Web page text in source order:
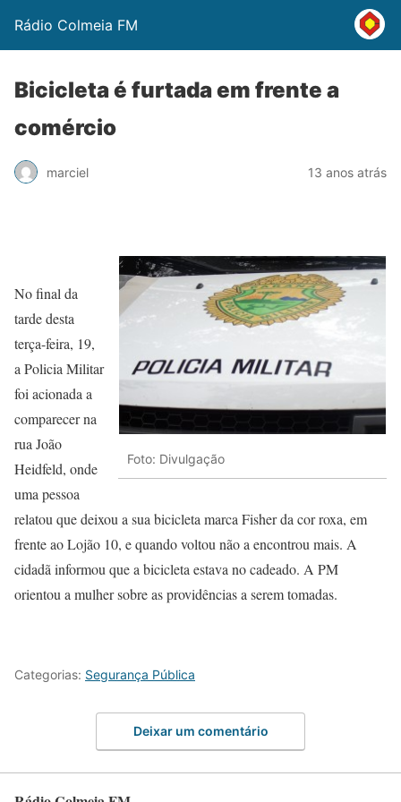
Rádio Colmeia FM
Bicicleta é furtada em frente a
comércio
marciel 13 anos atrás
Foto: Divulgação
No final da
tarde desta
terça-feira, 19,
a Policia Militar
foi acionada a
comparecer na
rua João
Heidfeld, onde
uma pessoa
relatou que deixou a sua bicicleta marca Fisher da cor roxa, em
frente ao Lojão 10, e quando voltou não a encontrou mais. A
cidadã informou que a bicicleta estava no cadeado. A PM
orientou a mulher sobre as providências a serem tomadas.
Categorias: Segurança Pública
Deixar um comentário